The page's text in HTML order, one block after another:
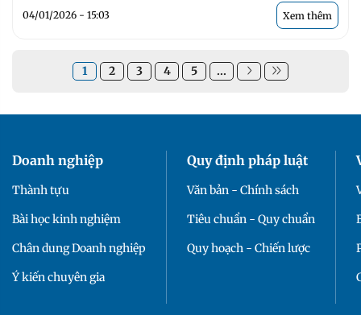
04/01/2026 - 15:03 Xem thêm
1 2 3 4 5 ...
Doanh nghiệp
Thành tựu
Bài học kinh nghiệm
Chân dung Doanh nghiệp
Ý kiến chuyên gia
Quy định pháp luật
Văn bản - Chính sách
Tiêu chuẩn - Quy chuẩn
Quy hoạch - Chiến lược